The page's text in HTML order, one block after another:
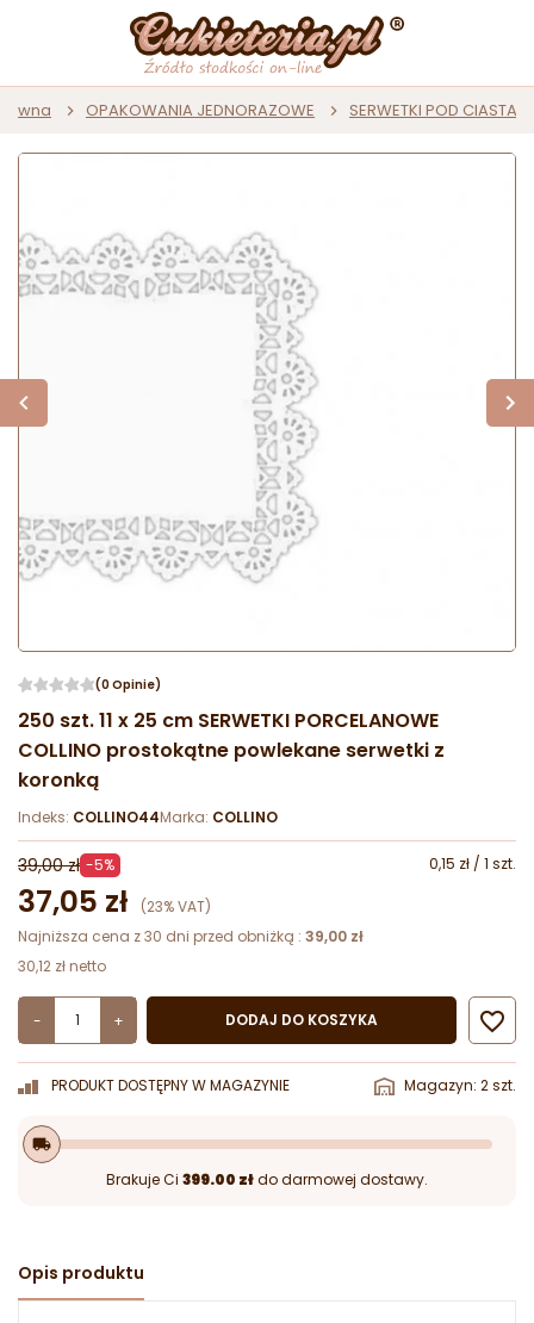
OPAKOWANIA JEDNORAZOWE SERWETKI POD CIASTA
(0 Opinie)
250 szt. 11 x 25 cm SERWETKI PORCELANOWE
COLLINO prostokątne powlekane serwetki z
koronką
Indeks: COLLINO44Marka: COLLINO
39,00 zł -5%
37,05 zł (23% VAT)
0,15 zł / 1 szt.
Najniższa cena z 30 dni przed obniżką : 39,00 zł
30,12 zł netto
- + DODAJ DO KOSZYKA 
PRODUKT DOSTĘPNY W MAGAZYNIE Magazyn: 2 szt.
local_shipping
Brakuje Ci 399.00 złdo darmowej dostawy.
Opis produktu